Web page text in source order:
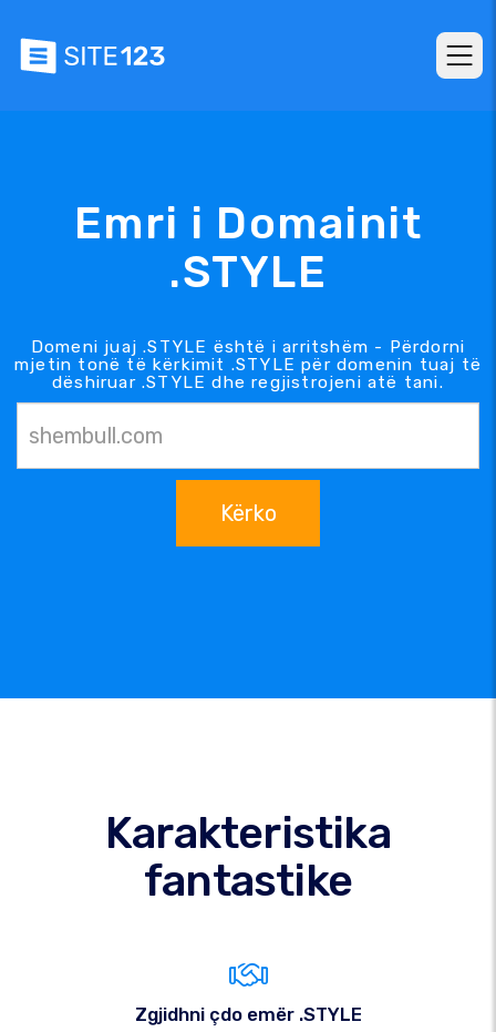
Emri i Domainit
.STYLE
Domeni juaj .STYLE është i arritshëm - Përdorni
mjetin tonë të kërkimit .STYLE për domenin tuaj të
dëshiruar .STYLE dhe regjistrojeni atë tani.
Kërko
Karakteristika
fantastike
Zgjidhni çdo emër .STYLE